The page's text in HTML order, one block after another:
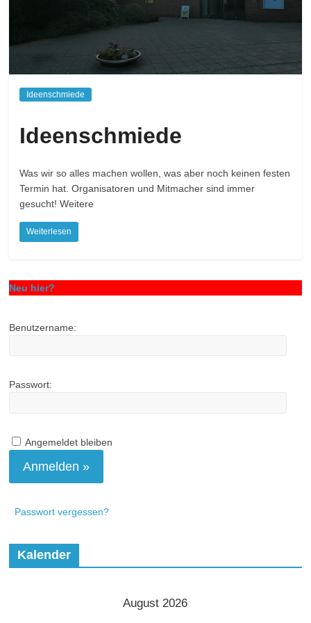
Aufderhöhe,
Ideenschmiede
Ideenschmiede
Was wir so alles machen wollen, was aber noch keinen festen
Termin hat. Organisatoren und Mitmacher sind immer
gesucht! Weitere
Weiterlesen
Neu hier?
Benutzername:
Passwort:
Angemeldet bleiben
Passwort vergessen?
Kalender
August 2026